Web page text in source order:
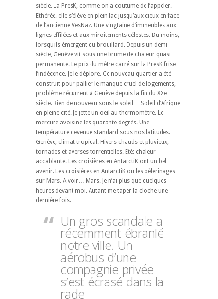
siècle. La PresK, comme on a coutume de l’appeler.
Ethérée, elle s’élève en plein lac jusqu’aux cieux en face
de l’ancienne VesNaz. Une vingtaine d’immeubles aux
lignes effilées et aux miroitements célestes. Du moins,
lorsqu’ils émergent du brouillard. Depuis un demi-
siècle, Genève vit sous une brume de chaleur quasi
permanente. Le prix du mètre carré sur la PresK frise
l’indécence. Je le déplore. Ce nouveau quartier a été
construit pour pallier le manque cruel de logements,
problème récurrent à Genève depuis la fin du XXe
siècle. Rien de nouveau sous le soleil… Soleil d’Afrique
en pleine cité. Je jette un oeil au thermomètre. Le
mercure avoisine les quarante degrés. Une
température devenue standard sous nos latitudes.
Genève, climat tropical. Hivers chauds et pluvieux,
tornades et averses torrentielles. Eté: chaleur
accablante. Les croisières en AntarctiK ont un bel
avenir. Les croisières en AntarctiK ou les pèlerinages
sur Mars. A voir… Mars. Je n’ai plus que quelques
heures devant moi. Autant me taper la cloche une
dernière fois.
Un gros scandale a
récemment ébranlé
notre ville. Un
aérobus d’une
compagnie privée
s’est écrasé dans la
rade